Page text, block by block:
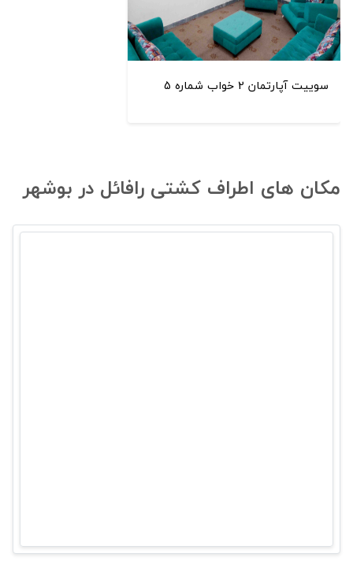
سوییت آپارتمان 2 خواب شماره 5
مکان های اطراف کشتی رافائل در بوشهر